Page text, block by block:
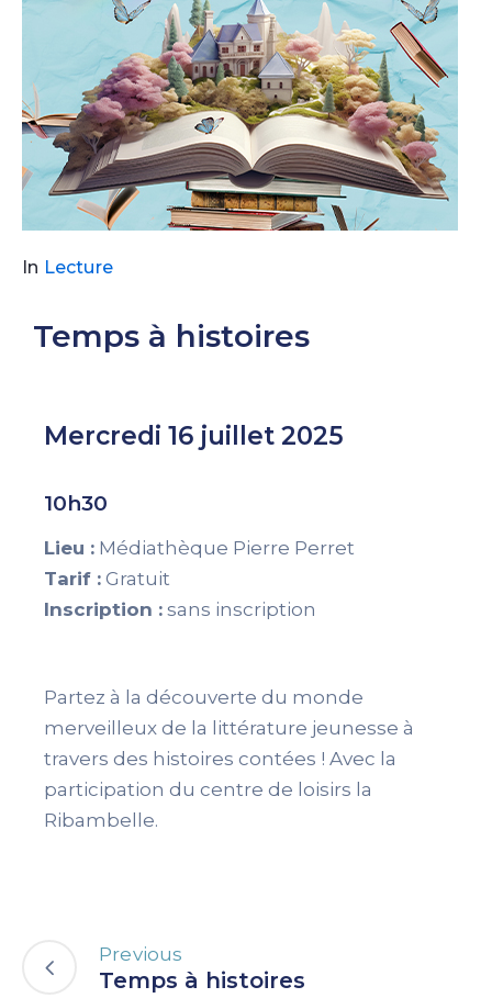
In Lecture
Temps à histoires
Mercredi 16 juillet 2025
10h30
Lieu : Médiathèque Pierre Perret
Tarif : Gratuit
Inscription : sans inscription
Partez à la découverte du monde
merveilleux de la littérature jeunesse à
travers des histoires contées ! Avec la
participation du centre de loisirs la
Ribambelle.
Previous
Temps à histoires